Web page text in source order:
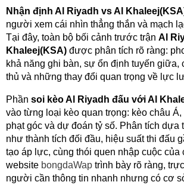
Nhận định Al Riyadh vs Al
người xem cái nhìn thẳng thắn và mạch
Tại đây, toàn bộ bối cảnh trước trận Al
Khaleej(KSA) được phân tích rõ ràng:
khả năng ghi bàn, sự ổn định tuyến giữa,
thủ và những thay đổi quan trọng về lực
Phần soi kèo Al Riyadh đấu với Al
vào từng loại kèo quan trọng: kèo châu
phạt góc và dự đoán tỷ số. Phân tích dựa
như thành tích đối đầu, hiệu suất thi đấu
tạo áp lực, cùng thói quen nhập cuộc của
website bongdaWap trình bày rõ ràng,
người cần thông tin nhanh nhưng có cơ